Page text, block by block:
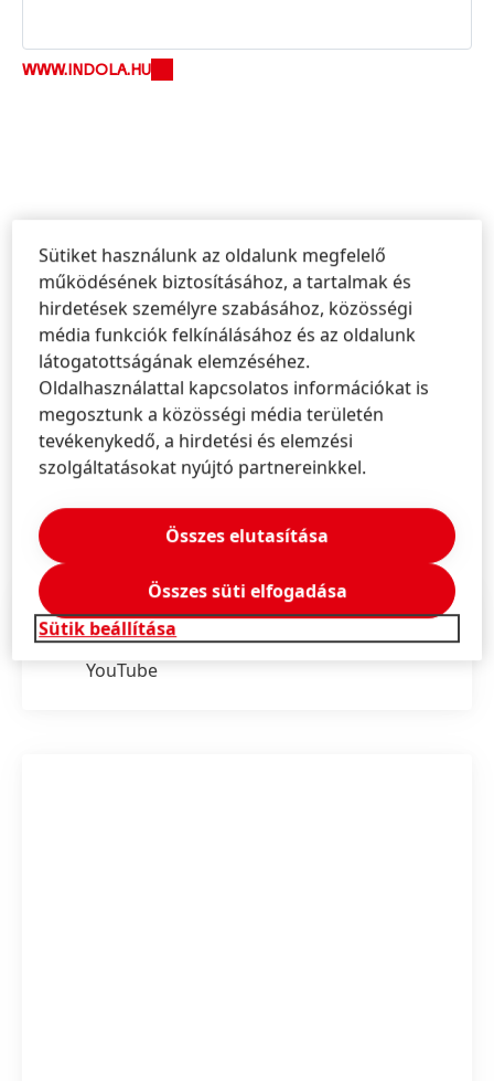
WWW.INDOLA.HU
Információk & Szolgáltatások
Kapcsolat
Schwarzkopf Professional Ügyfélszolgálat
Indola YouTube
Tudj meg többet a márkáról a Youtube-on!
YouTube
Sütiket használunk az oldalunk megfelelő
működésének biztosításához, a tartalmak és
hirdetések személyre szabásához, közösségi
média funkciók felkínálásához és az oldalunk
látogatottságának elemzéséhez.
Oldalhasználattal kapcsolatos információkat is
megosztunk a közösségi média területén
tevékenykedő, a hirdetési és elemzési
szolgáltatásokat nyújtó partnereinkkel.
Sütik beállítása
Összes elutasítása
Összes süti elfogadása